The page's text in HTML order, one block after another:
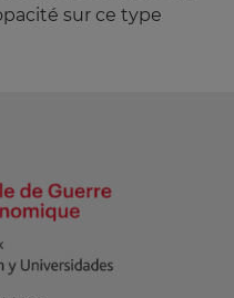
sur ce type